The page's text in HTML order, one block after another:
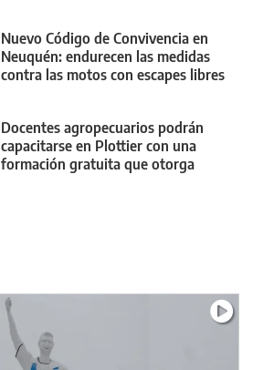
Nuevo Código de Convivencia en
Neuquén: endurecen las medidas
contra las motos con escapes libres
Docentes agropecuarios podrán
capacitarse en Plottier con una
formación gratuita que otorga